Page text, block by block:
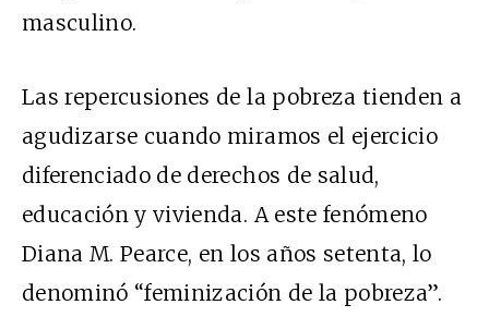
masculino.
Las repercusiones de la pobreza tienden a
agudizarse cuando miramos el ejercicio
diferenciado de derechos de salud,
educación y vivienda. A este fenómeno
Diana M. Pearce, en los años setenta, lo
denominó “feminización de la pobreza”.